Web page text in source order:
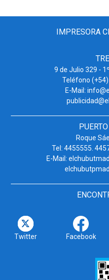
IMPRESORA
9 de Julio 329 -
Teléfono
E-Mail:
Roque
Tel: 4455555.
E-Mail:
Twitter Facebook